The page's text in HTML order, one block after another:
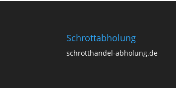
Schrottabholung
schrotthandel-abholung.de